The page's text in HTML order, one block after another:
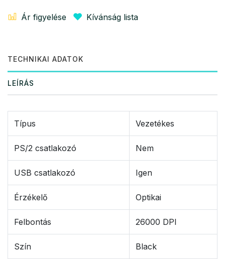
Ár figyelése Kívánság lista
TECHNIKAI ADATOK
LEÍRÁS
Típus Vezetékes
PS/2 csatlakozó Nem
USB csatlakozó Igen
Érzékelő Optikai
Felbontás 26000 DPI
Szín Black